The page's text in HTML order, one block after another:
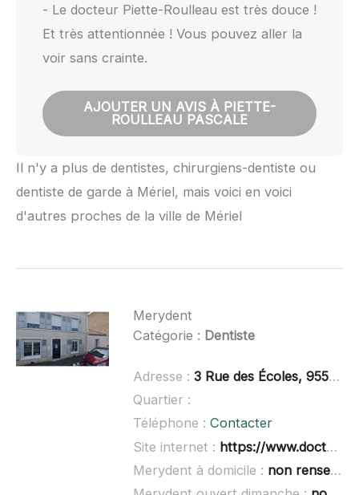
- Le docteur Piette-Roulleau est très douce !
Et très attentionnée ! Vous pouvez aller la
voir sans crainte.
AJOUTER UN AVIS À PIETTE-
ROULLEAU PASCALE
Il n'y a plus de dentistes, chirurgiens-dentiste ou
dentiste de garde à Mériel, mais voici en voici
d'autres proches de la ville de Mériel
Merydent
Catégorie : Dentiste
Adresse : 3 Rue des Écoles, 95540 Méry-sur-Oise
Quartier :
Téléphone : Contacter
Site internet : https://www.doctolib.fr/dentiste/mery-sur-oise/stephane-propescu
Merydent à domicile : non renseigné